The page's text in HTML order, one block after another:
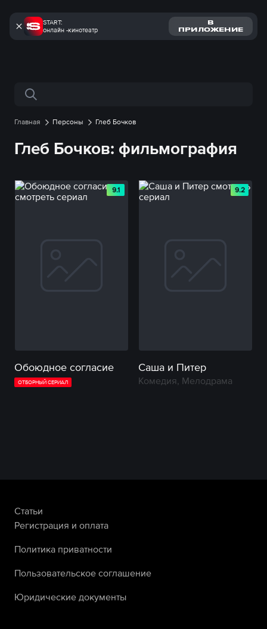
START:
онлайн -кинотеатр
В
ПРИЛОЖЕНИЕ
Поиск по сайту
Главная Персоны Глеб Бочков
Глеб Бочков: фильмография
9.1
Обоюдное согласие
ОТБОРНЫЙ СЕРИАЛ
9.2
Саша и Питер
Комедия, Мелодрама
Статьи
Регистрация и оплата
Политика приватности
Пользовательское соглашение
Юридические документы